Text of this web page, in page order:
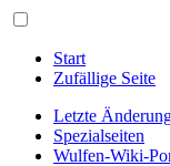
Start
Zufällige Seite
Letzte
Spezialseiten
Wulfen-Wiki-